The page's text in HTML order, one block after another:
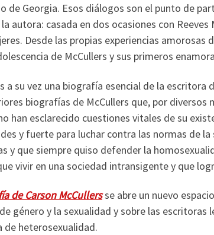
de Georgia. Esos diálogos son el punto de
autora: casada en dos ocasiones con
Desde las propias experiencias amorosas
de McCullers y sus primeros
a su vez una biografía esencial de la escritora
biografías de McCullers que, por diversos
han esclarecido cuestiones vitales de su
y fuerte para luchar contra las normas de
y que siempre quiso defender la
vivir en una sociedad intransigente y que
de Carson McCullersse abre un nuevo
género y la sexualidad y sobre las escritoras
de heterosexualidad.